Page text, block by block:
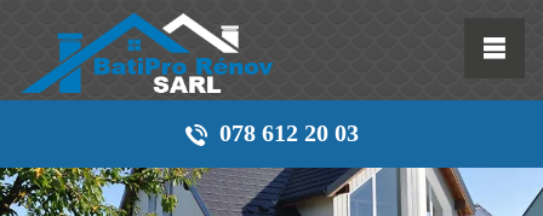
078 612 20 03